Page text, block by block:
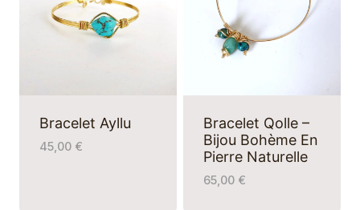
Bracelet Ayllu
45,00 €
Bracelet Qolle –
Bijou Bohème En
Pierre Naturelle
65,00 €